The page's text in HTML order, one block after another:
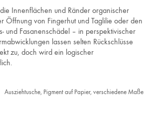
Innenflächen und Ränder organischer
Öffnung von Fingerhut und Taglilie oder den
und Fasanenschädel – in perspektivischer
lassen selten Rückschlüsse
zu, doch wird ein logischer
Ausziehtusche, Pigment auf Papier, verschiedene Maße